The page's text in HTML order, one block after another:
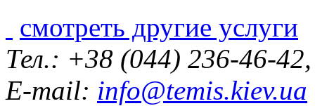
смотреть другие услуги
Тел.: +38 (044) 236-46-
E-mail: info@temis.kiev.ua